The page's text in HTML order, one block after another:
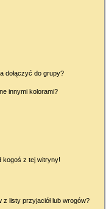
dołączyć do grupy?
innymi kolorami?
kogoś z tej witryny!
listy przyjaciół lub wrogów?